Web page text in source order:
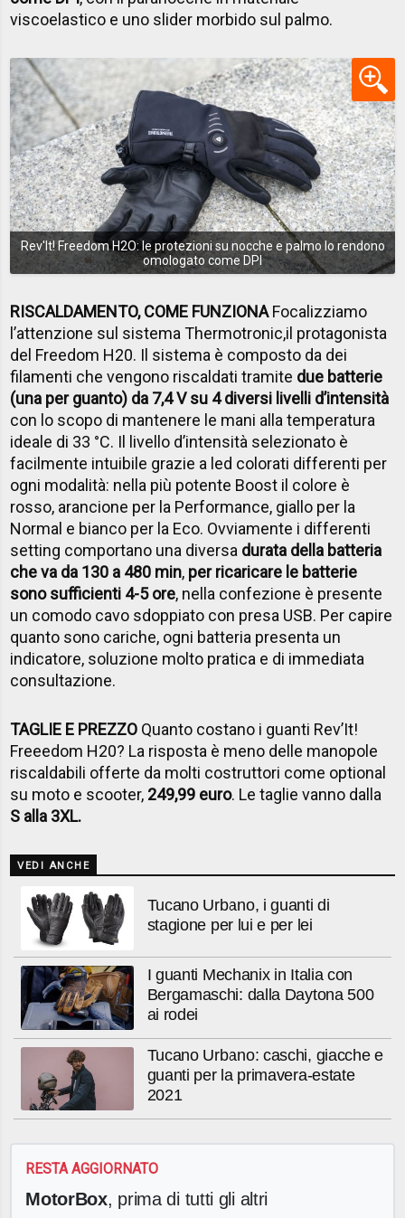
viscoelastico e uno slider morbido sul palmo.
Rev'It! Freedom H2O: le protezioni su nocche e palmo lo rendono
omologato come DPI
RISCALDAMENTO, COME FUNZIONAFocalizziamo
l’attenzione sul sistema Thermotronic,il protagonista
del Freedom H20. Il sistema è composto da dei
filamenti che vengono riscaldati tramite due batterie
(una per guanto) da 7,4 V su 4 diversi livelli d’intensità
con lo scopo di mantenere le mani alla temperatura
ideale di 33 °C. Il livello d’intensità selezionato è
facilmente intuibile grazie a led colorati differenti per
ogni modalità: nella più potente Boost il colore è
rosso, arancione per la Performance, giallo per la
Normal e bianco per la Eco. Ovviamente i differenti
setting comportano una diversa durata della batteria
che va da 130 a 480 min, per ricaricare le batterie
sono sufficienti 4-5 ore, nella confezione è presente
un comodo cavo sdoppiato con presa USB. Per capire
quanto sono cariche, ogni batteria presenta un
indicatore, soluzione molto pratica e di immediata
consultazione.
TAGLIE E PREZZO Quanto costano i guanti Rev’It!
Freeedom H20? La risposta è meno delle manopole
riscaldabili offerte da molti costruttori come optional
su moto e scooter, 249,99 euro. Le taglie vanno dalla
S alla 3XL.
VEDI ANCHE
Tucano Urbano, i guanti di
stagione per lui e per lei
I guanti Mechanix in Italia con
Bergamaschi: dalla Daytona 500
ai rodei
Tucano Urbano: caschi, giacche e
guanti per la primavera-estate
2021
RESTA AGGIORNATO
MotorBox, prima di tutti gli altri